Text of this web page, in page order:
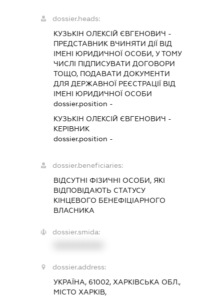
dossier.heads:
КУЗЬКІН ОЛЕКСІЙ ЄВГЕНОВИЧ -
ПРЕДСТАВНИК ВЧИНЯТИ ДІЇ ВІД
ІМЕНІ ЮРИДИЧНОЇ ОСОБИ, У ТОМУ
ЧИСЛІ ПІДПИСУВАТИ ДОГОВОРИ
ТОЩО, ПОДАВАТИ ДОКУМЕНТИ
ДЛЯ ДЕРЖАВНОЇ РЕЄСТРАЦІЇ ВІД
ІМЕНІ ЮРИДИЧНОЇ ОСОБИ
dossier.position -
КУЗЬКІН ОЛЕКСІЙ ЄВГЕНОВИЧ -
КЕРІВНИК
dossier.position -
dossier.beneficiaries:
ВІДСУТНІ ФІЗИЧНІ ОСОБИ, ЯКІ
ВІДПОВІДАЮТЬ СТАТУСУ
КІНЦЕВОГО БЕНЕФІЦІАРНОГО
ВЛАСНИКА
dossier.smida:
dossier.address:
УКРАЇНА, 61002, ХАРКІВСЬКА ОБЛ.,
МІСТО ХАРКІВ,